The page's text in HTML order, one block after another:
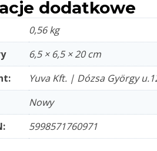
dodatkowe
0,56 kg
6,5 × 6,5 × 20 cm
Yuva Kft. | Dózsa György
Nowy
5998571760971